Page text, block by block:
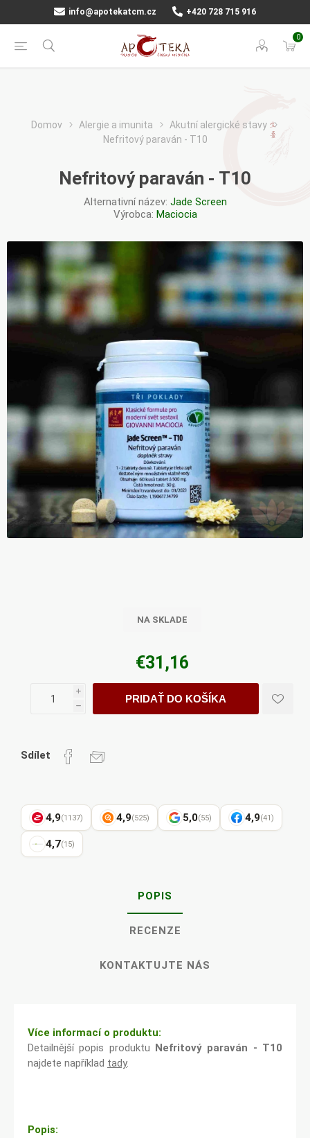
info@apotekatcm.cz +420 728 715 916
0
Domov Alergie a imunita
Akutní alergické stavy
Nefritový paraván - T10
Nefritový paraván - T10
Alternativní název: Jade Screen
Výrobca: Maciocia
NA SKLADE
€31,16
i
h
PRIDAŤ DO KOŠÍKA
Sdílet
4,9(1137) 4,9(525) 5,0(55) 4,9(41)
4,7(15)
POPIS
RECENZE
KONTAKTUJTE NÁS
Více informací o produktu:
Detailnější popis produktu Nefritový paraván - T10
najdete například tady.
Popis: